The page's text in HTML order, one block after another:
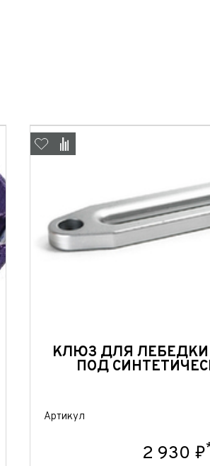
КЛЮЗ ДЛЯ
ПОД
Артикул
2 930 ₽